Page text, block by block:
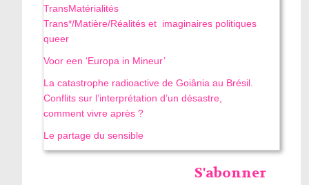
TransMatérialités
Trans*/Matière/Réalités et imaginaires politiques
queer
Voor een ‘Europa in Mineur’
La catastrophe radioactive de Goiânia au Brésil.
Conflits sur l’interprétation d’un désastre,
comment vivre après ?
Le partage du sensible
S'abonner